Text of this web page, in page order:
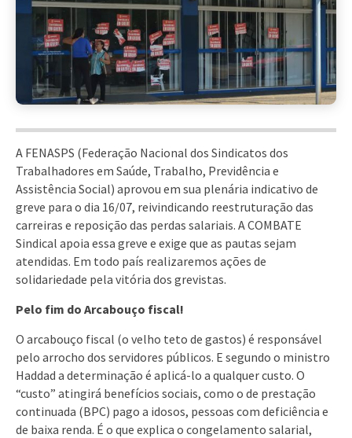
A FENASPS (Federação Nacional dos Sindicatos dos
Trabalhadores em Saúde, Trabalho, Previdência e
Assistência Social) aprovou em sua plenária indicativo de
greve para o dia 16/07, reivindicando reestruturação das
carreiras e reposição das perdas salariais. A COMBATE
Sindical apoia essa greve e exige que as pautas sejam
atendidas. Em todo país realizaremos ações de
solidariedade pela vitória dos grevistas.
Pelo fim do Arcabouço fiscal!
O arcabouço fiscal (o velho teto de gastos) é responsável
pelo arrocho dos servidores públicos. E segundo o ministro
Haddad a determinação é aplicá-lo a qualquer custo. O
“custo” atingirá benefícios sociais, como o de prestação
continuada (BPC) pago a idosos, pessoas com deficiência e
de baixa renda. É o que explica o congelamento salarial,